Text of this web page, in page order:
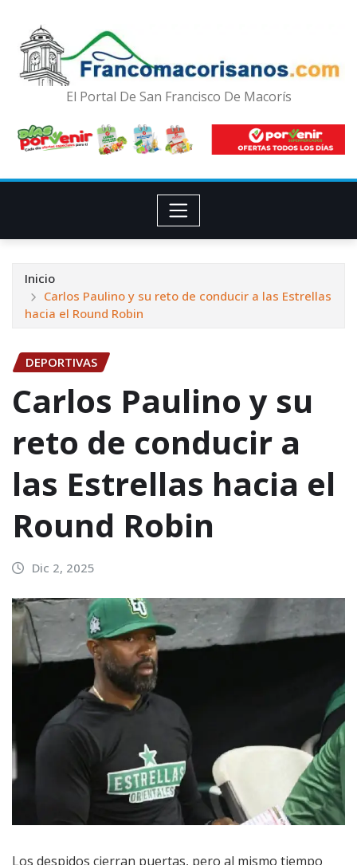
El Portal De San Francisco De Macorís
Inicio
Carlos Paulino y su reto de conducir a las Estrellas
hacia el Round Robin
DEPORTIVAS
Carlos Paulino y su
reto de conducir a
las Estrellas hacia el
Round Robin
Dic 2, 2025
Los despidos cierran puertas, pero al mismo tiempo